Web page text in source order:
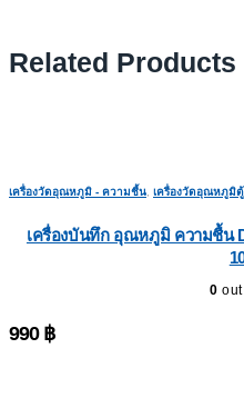
Related Products
เครื่องวัดอุณหภูมิ - ความชื้น เครื่องวัดอุณหภูมิตู้
เครื่องบันทึก อุณหภูมิ ความชื้น
0
990 ฿